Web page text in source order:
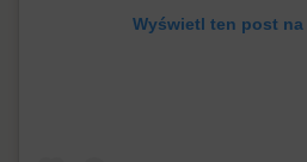
Wyświetl ten post na